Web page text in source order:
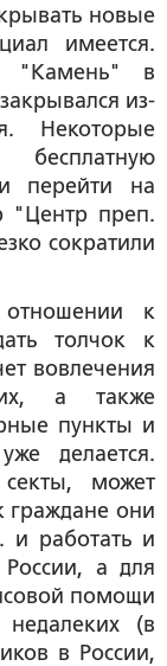
новые
имеется.
"Камень" в
из-
Некоторые
перейти на
"Центр преп.
сократили
отношении к
толчок к
вовлечения
а также
пункты и
делается.
может
граждане они
и работать и
а для
помощи
(в
в России,